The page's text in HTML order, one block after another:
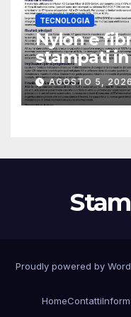
TECNOLOGIA
Nylon e
stampati
resistenza
dal
AGOSTO 5, 2026
Proudly powered by
HomeContatti